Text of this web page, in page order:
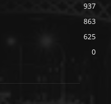
937
863
625
0